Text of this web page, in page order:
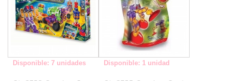
Disponible: 7 unidades Disponible: 1 unidad